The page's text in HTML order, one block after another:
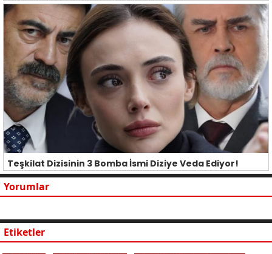
Teşkilat Dizisinin 3 Bomba İsmi Diziye Veda Ediyor!
Yorumlar
Etiketler